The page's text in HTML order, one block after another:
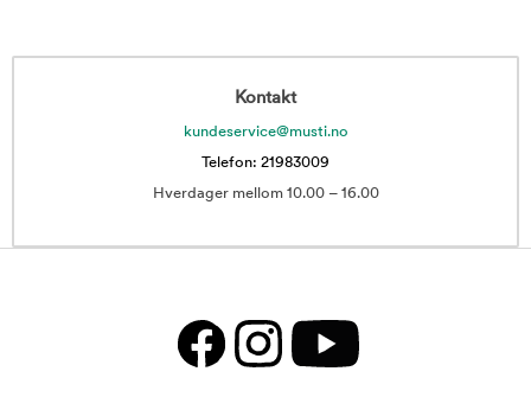
Kontakt
kundeservice@musti.no
Telefon: 21983009
Hverdager mellom 10.00 – 16.00